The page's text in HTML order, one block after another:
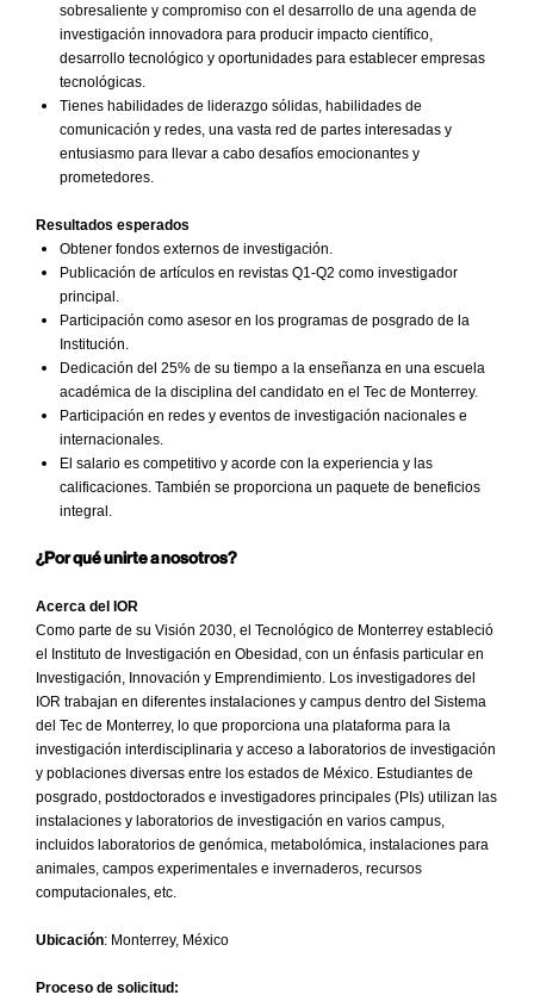
sobresaliente y compromiso con el desarrollo de una agenda de
investigación innovadora para producir impacto científico,
desarrollo tecnológico y oportunidades para establecer empresas
tecnológicas.
Tienes habilidades de liderazgo sólidas, habilidades de
comunicación y redes, una vasta red de partes interesadas y
entusiasmo para llevar a cabo desafíos emocionantes y
prometedores.
Resultados esperados
Obtener fondos externos de investigación.
Publicación de artículos en revistas Q1-Q2 como investigador
principal.
Participación como asesor en los programas de posgrado de la
Institución.
Dedicación del 25% de su tiempo a la enseñanza en una escuela
académica de la disciplina del candidato en el Tec de Monterrey.
Participación en redes y eventos de investigación nacionales e
internacionales.
El salario es competitivo y acorde con la experiencia y las
calificaciones. También se proporciona un paquete de beneficios
integral.
¿Por qué unirte a nosotros?
Acerca del IOR
Como parte de su Visión 2030, el Tecnológico de Monterrey estableció
el Instituto de Investigación en Obesidad, con un énfasis particular en
Investigación, Innovación y Emprendimiento. Los investigadores del
IOR trabajan en diferentes instalaciones y campus dentro del Sistema
del Tec de Monterrey, lo que proporciona una plataforma para la
investigación interdisciplinaria y acceso a laboratorios de investigación
y poblaciones diversas entre los estados de México. Estudiantes de
posgrado, postdoctorados e investigadores principales (PIs) utilizan las
instalaciones y laboratorios de investigación en varios campus,
incluidos laboratorios de genómica, metabolómica, instalaciones para
animales, campos experimentales e invernaderos, recursos
computacionales, etc.
Ubicación: Monterrey, México
Proceso de solicitud: